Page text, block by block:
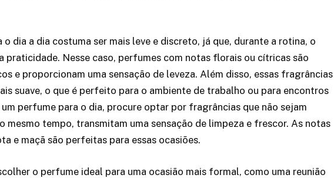
o dia a dia costuma ser mais leve e discreto, já que, durante a rotina, o
praticidade. Nesse caso, perfumes com notas florais ou cítricas são
e proporcionam uma sensação de leveza. Além disso, essas fragrâncias
suave, o que é perfeito para o ambiente de trabalho ou para encontros
perfume para o dia, procure optar por fragrâncias que não sejam
mesmo tempo, transmitam uma sensação de limpeza e frescor. As notas
e maçã são perfeitas para essas ocasiões.
o perfume ideal para uma ocasião mais formal, como uma reunião